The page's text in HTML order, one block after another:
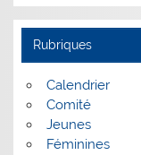
Rubriques
Calendrier
Comité
Jeunes
Féminines